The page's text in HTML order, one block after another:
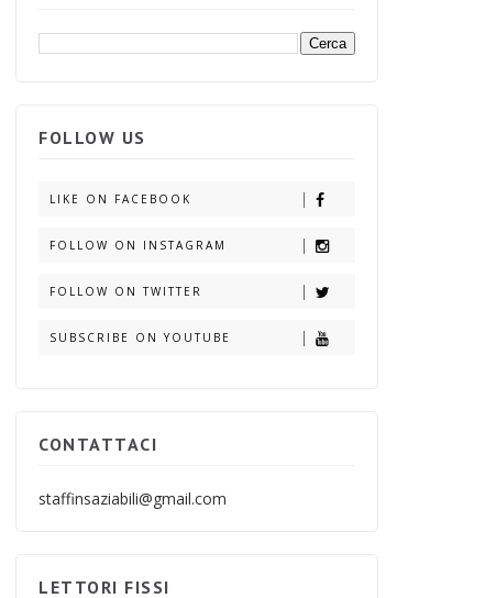
FOLLOW US
LIKE ON FACEBOOK
FOLLOW ON INSTAGRAM
FOLLOW ON TWITTER
SUBSCRIBE ON YOUTUBE
CONTATTACI
staffinsaziabili@gmail.com
LETTORI FISSI